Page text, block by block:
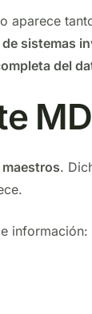
aparece
sistemas
del
.
información: